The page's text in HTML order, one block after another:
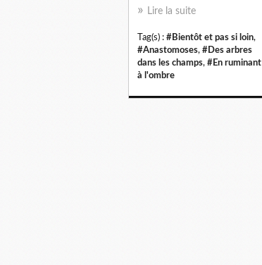
Lire la suite
Tag(s) : #Bientôt et pas si loin,
#Anastomoses, #Des arbres
dans les champs, #En ruminant
à l'ombre